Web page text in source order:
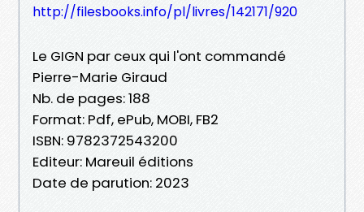
http://filesbooks.info/pl/livres/142171/920
Le GIGN par ceux qui l'ont commandé
Pierre-Marie Giraud
Nb. de pages: 188
Format: Pdf, ePub, MOBI, FB2
ISBN: 9782372543200
Editeur: Mareuil éditions
Date de parution: 2023